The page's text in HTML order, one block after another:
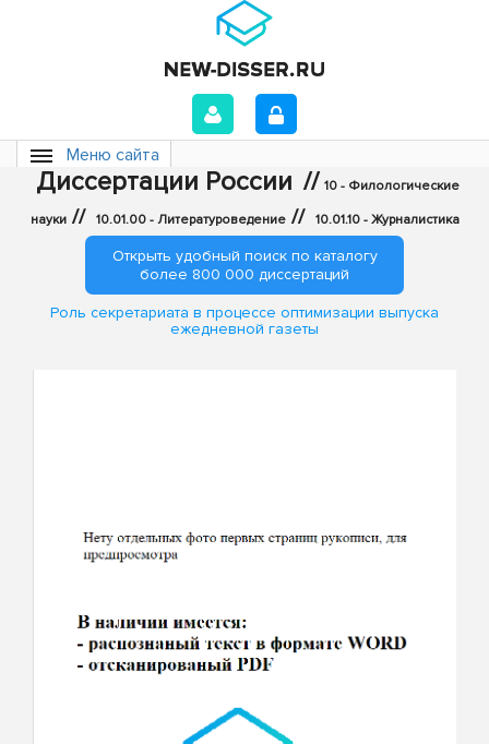
Меню сайта
Диссертации России // 10 - Филологические
науки // 10.01.00 - Литературоведение // 10.01.10 - Журналистика
Открыть удобный поиск по каталогу
более 800 000 диссертаций
Роль секретариата в процессе оптимизации выпуска
ежедневной газеты